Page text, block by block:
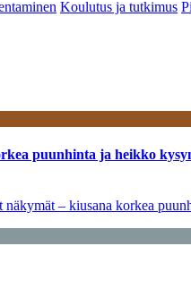
Koulutus ja tutkimus
puunhinta ja heikko
– kiusana korkea